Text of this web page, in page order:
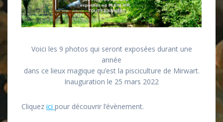
Voici les 9 photos qui seront exposées durant une
année
dans ce lieux magique qu’est la pisciculture de Mirwart.
Inauguration le 25 mars 2022
Cliquez ici pour découvrir l’évènement.